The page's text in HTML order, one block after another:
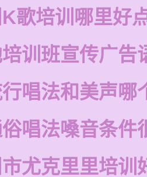
歌培训哪里好
训班宣传广告
唱法和美声哪
唱法嗓音条件
尤克里里培训